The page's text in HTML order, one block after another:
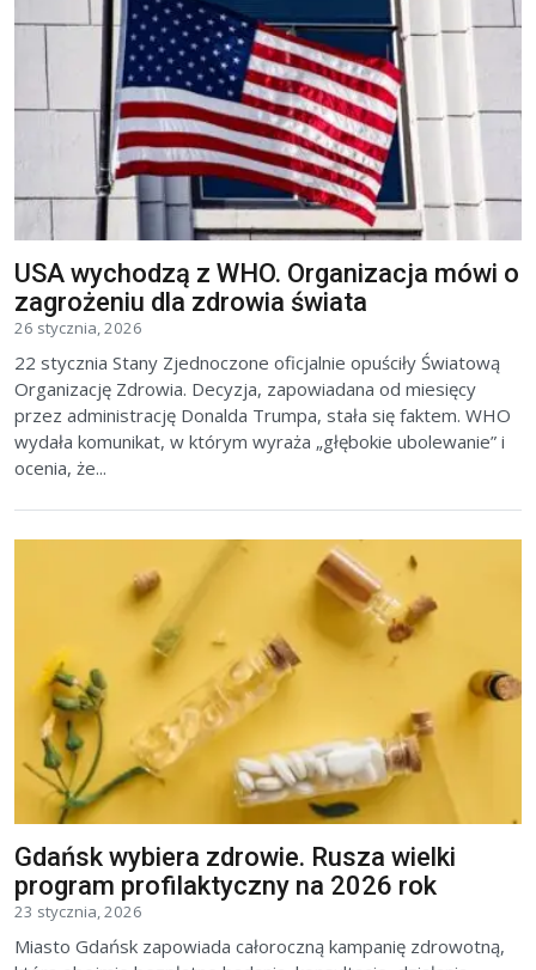
USA wychodzą z WHO. Organizacja mówi o
zagrożeniu dla zdrowia świata
26 stycznia, 2026
22 stycznia Stany Zjednoczone oficjalnie opuściły Światową
Organizację Zdrowia. Decyzja, zapowiadana od miesięcy
przez administrację Donalda Trumpa, stała się faktem. WHO
wydała komunikat, w którym wyraża „głębokie ubolewanie” i
ocenia, że...
Gdańsk wybiera zdrowie. Rusza wielki
program profilaktyczny na 2026 rok
23 stycznia, 2026
Miasto Gdańsk zapowiada całoroczną kampanię zdrowotną,